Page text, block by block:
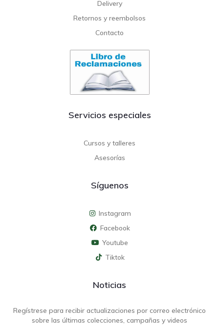
Delivery
Retornos y reembolsos
Contacto
Servicios especiales
Cursos y talleres
Asesorías
Síguenos
Instagram
Facebook
Youtube
Tiktok
Noticias
Regístrese para recibir actualizaciones por correo electrónico
sobre las últimas colecciones, campañas y videos